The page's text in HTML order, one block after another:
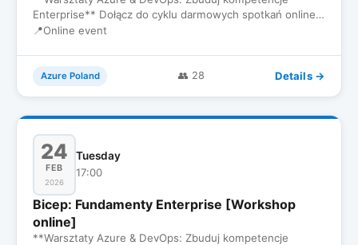
Enterprise** Dołącz do cyklu darmowych spotkań online
dla inżynierów, któ…
📍Online event
Azure Poland 👥 28 Details →
24
FEB
2026
Tuesday
17:00
Bicep: Fundamenty Enterprise [Workshop
online]
**Warsztaty Azure & DevOps: Zbuduj kompetencje